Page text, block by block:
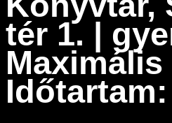
tér 1. |